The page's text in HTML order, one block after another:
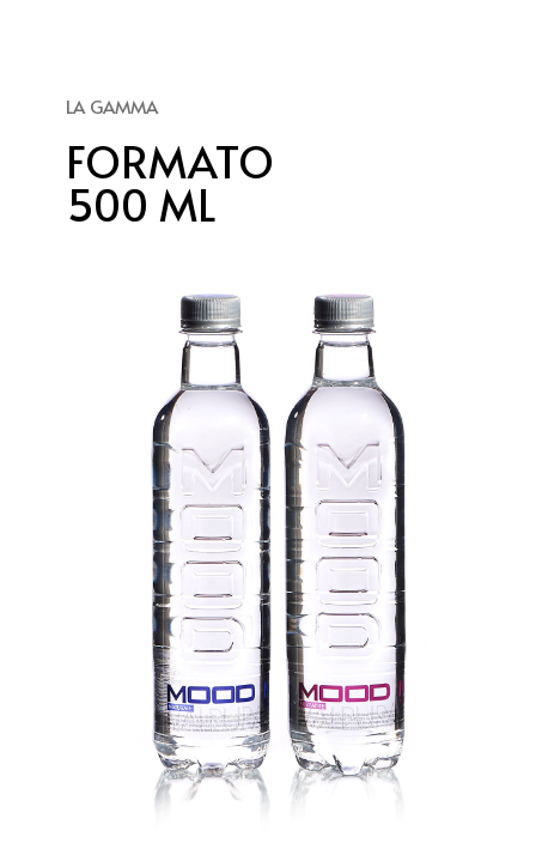
LA GAMMA
FORMATO
500 ML